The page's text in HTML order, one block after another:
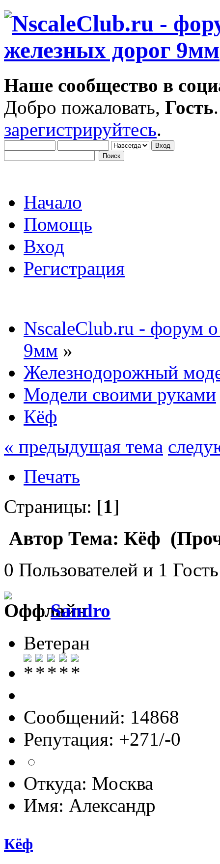
Наше сообщество в
Добро пожаловать, Гость
зарегистрируйтесь.
Начало
Помощь
Вход
Регистрация
NscaleClub.ru - форум
9мм »
Железнодорожный
Модели своими руками
Кёф
« предыдущая тема
Печать
Страницы: [1]
Автор Тема: Кёф
0 Пользователей и 1
Sandro
Ветеран
Сообщений: 14868
Репутация: +271/-0
Откуда: Москва
Имя: Александр
Кёф